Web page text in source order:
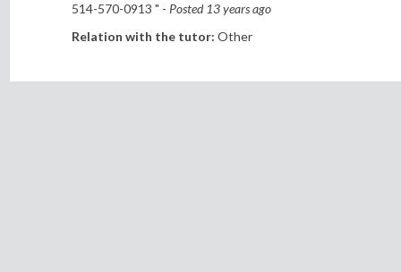
514-570-0913 " - Posted 13 years ago
Relation with the tutor: Other